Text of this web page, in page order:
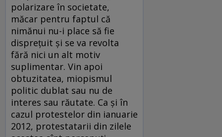
polarizare în societate,
măcar pentru faptul că
nimănui nu-i place să fie
dispreţuit şi se va revolta
fără nici un alt motiv
suplimentar. Vin apoi
obtuzitatea, miopismul
politic dublat sau nu de
interes sau răutate. Ca şi în
cazul protestelor din ianuarie
2012, protestatarii din zilele